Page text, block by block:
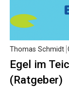
Egel im
(Ratgeber)
Thomas Schmidt